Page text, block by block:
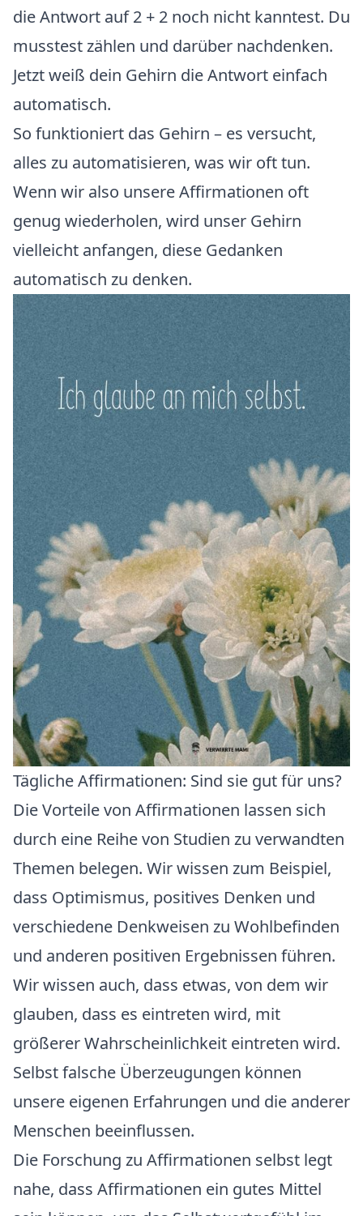
die Antwort auf 2 + 2 noch nicht kanntest. Du
musstest zählen und darüber nachdenken.
Jetzt weiß dein Gehirn die Antwort einfach
automatisch.
So funktioniert das Gehirn – es versucht,
alles zu automatisieren, was wir oft tun.
Wenn wir also unsere Affirmationen oft
genug wiederholen, wird unser Gehirn
vielleicht anfangen, diese Gedanken
automatisch zu denken.
Tägliche Affirmationen: Sind sie gut für uns?
Die Vorteile von Affirmationen lassen sich
durch eine Reihe von Studien zu verwandten
Themen belegen. Wir wissen zum Beispiel,
dass Optimismus, positives Denken und
verschiedene Denkweisen zu Wohlbefinden
und anderen positiven Ergebnissen führen.
Wir wissen auch, dass etwas, von dem wir
glauben, dass es eintreten wird, mit
größerer Wahrscheinlichkeit eintreten wird.
Selbst falsche Überzeugungen können
unsere eigenen Erfahrungen und die anderer
Menschen beeinflussen.
Die Forschung zu Affirmationen selbst legt
nahe, dass Affirmationen ein gutes Mittel